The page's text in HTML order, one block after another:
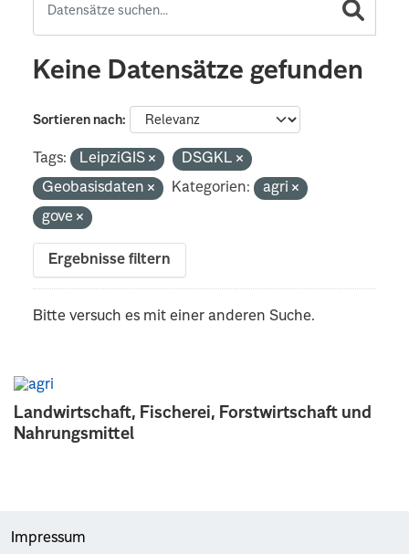
Landwirtschaft, Fischerei, Forstwirtschaft und
Nahrungsmittel
Keine Datensätze gefunden
Sortieren nach
Tags: LeipziGIS
DSGKL
Geobasisdaten
Kategorien:
agri
gove
Ergebnisse filtern
Bitte versuch es mit einer anderen Suche.
Impressum